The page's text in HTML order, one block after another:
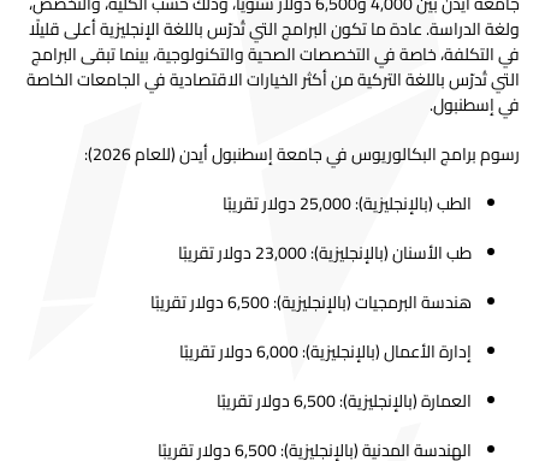
ولغة الدراسة. عادة ما تكون البرامج التي تُدرّس باللغة الإنجليزية أعلى قليلًا
في التكلفة، خاصة في التخصصات الصحية والتكنولوجية، بينما تبقى البرامج
التي تُدرّس باللغة التركية من أكثر الخيارات الاقتصادية في الجامعات الخاصة
في إسطنبول.
رسوم برامج البكالوريوس في جامعة إسطنبول أيدن (للعام 2026):
الطب (بالإنجليزية): 25,000 دولار تقريبًا
طب الأسنان (بالإنجليزية): 23,000 دولار تقريبًا
هندسة البرمجيات (بالإنجليزية): 6,500 دولار تقريبًا
إدارة الأعمال (بالإنجليزية): 6,000 دولار تقريبًا
العمارة (بالإنجليزية): 6,500 دولار تقريبًا
الهندسة المدنية (بالإنجليزية): 6,500 دولار تقريبًا